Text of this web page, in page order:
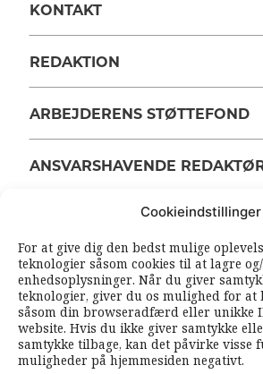
Cookieindstillinger
For at give dig den bedst mulige
teknologier såsom cookies til at lagre
enhedsoplysninger. Når du giver
teknologier, giver du os mulighed for at
såsom din browseradfærd eller unikke
website. Hvis du ikke giver samtykke
samtykke tilbage, kan det påvirke visse
muligheder på hjemmesiden negativt.
KONTAKT
REDAKTION
ARBEJDERENS STØTTEFOND
ANSVARSHAVENDE
SOUNDCLOUD
FØLG